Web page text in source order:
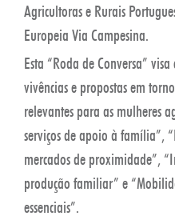
Agricultoras e Rurais
Europeia Via Campesina.
Esta “Roda de Conversa”
vivências e propostas em
relevantes para as mulheres
serviços de apoio à família”,
mercados de proximidade”,
produção familiar” e
essenciais”.